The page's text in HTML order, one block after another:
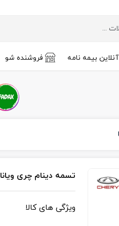
بیمه نامه فروشنده شو
تسمه دینام چری ویانا
ویژگی های کالا